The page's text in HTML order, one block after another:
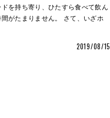
を持ち寄り、ひたすら食べて飲ん
がたまりません。 さて、いざホ
2019/08/15